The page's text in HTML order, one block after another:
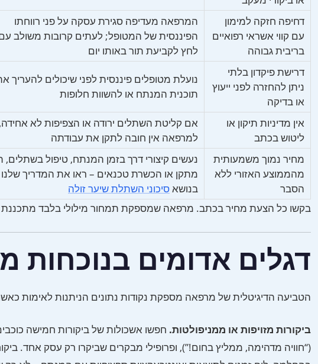
דחיפה חזקה למימון
עם קווי אשראי רפואיים
בריבית גבוהה
המרפאה מעדיפה סגירת עסקה על פני רווחתו
הפיננסית של המטופל; לעתים קרובות משולב
לחץ לקביעת תור באותו יום
דרישת פיקדון בלתי
ניתן להחזרה לפני ייעוץ
או בדיקה
נועלת מטופלים פיננסית לפני שיכולים להעריך
תוכנית המנתח או להשוות חלופות
אין מדיניות תיקון או
ליטוש בכתב
אם קליטת השתלים ירודה או הצפיפות לא אחידה,
למרפאה אין חובה לתקן את עבודתה
מחיר נמוך משמעותית
מהממוצע האזורי ללא
הסבר
נעשים קיצורי דרך בזמן המנתח, טיפול בשתלים,
מתקן או הכשרת טכנאים – ראו את המדריך שלנו
בנושאסיכוני השתלת שיער זולה
בקשו כל הצעת מחיר בכתב. מרפאה שמספקת תמחור מילולי בלבד
דגלים אדומים בנוכחות
הטביעה הדיגיטלית של מרפאה מספקת נקודות נתונים הניתנות לאימות
ביקורות מזויפות או ממניפולטות. חפשו אשכולות של ביקורות חמישה
(“חוויה מדהימה, ממליץ בחום!”), ופרופילי מבקרים שביקרו רק עסק אחד.